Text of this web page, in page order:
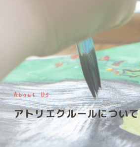
アトリエクルールについて